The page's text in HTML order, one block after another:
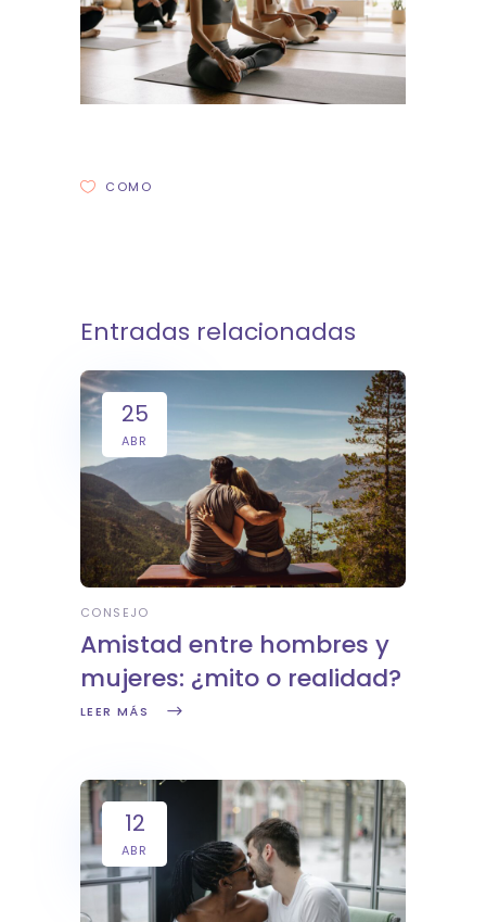
COMO
Entradas relacionadas
25
ABR
CONSEJO
Amistad entre hombres y
mujeres: ¿mito o realidad?
LEER MÁS
12
ABR